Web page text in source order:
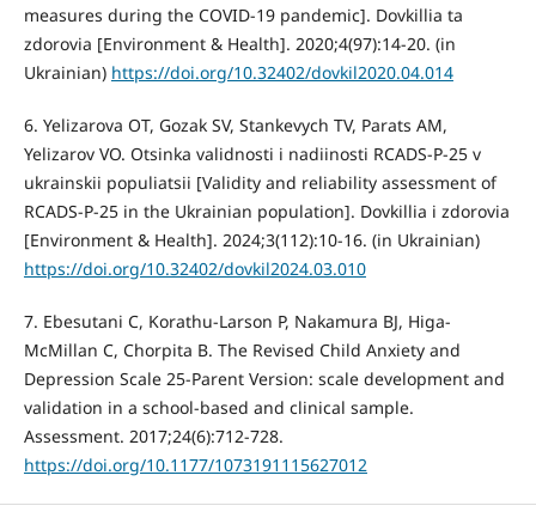
measures during the COVID-19 pandemic]. Dovkillia ta
zdorovia [Environment & Health]. 2020;4(97):14-20. (in
Ukrainian) https://doi.org/10.32402/dovkil2020.04.014
6. Yelizarova OT, Gozak SV, Stankevych TV, Parats AM,
Yelizarov VO. Otsinka validnosti i nadiinosti RCADS-P-25 v
ukrainskii populiatsii [Validity and reliability assessment of
RCADS-P-25 in the Ukrainian population]. Dovkillia i zdorovia
[Environment & Health]. 2024;3(112):10-16. (in Ukrainian)
https://doi.org/10.32402/dovkil2024.03.010
7. Ebesutani C, Korathu-Larson P, Nakamura BJ, Higa-
McMillan C, Chorpita B. The Revised Child Anxiety and
Depression Scale 25-Parent Version: scale development and
validation in a school-based and clinical sample.
Assessment. 2017;24(6):712-728.
https://doi.org/10.1177/1073191115627012